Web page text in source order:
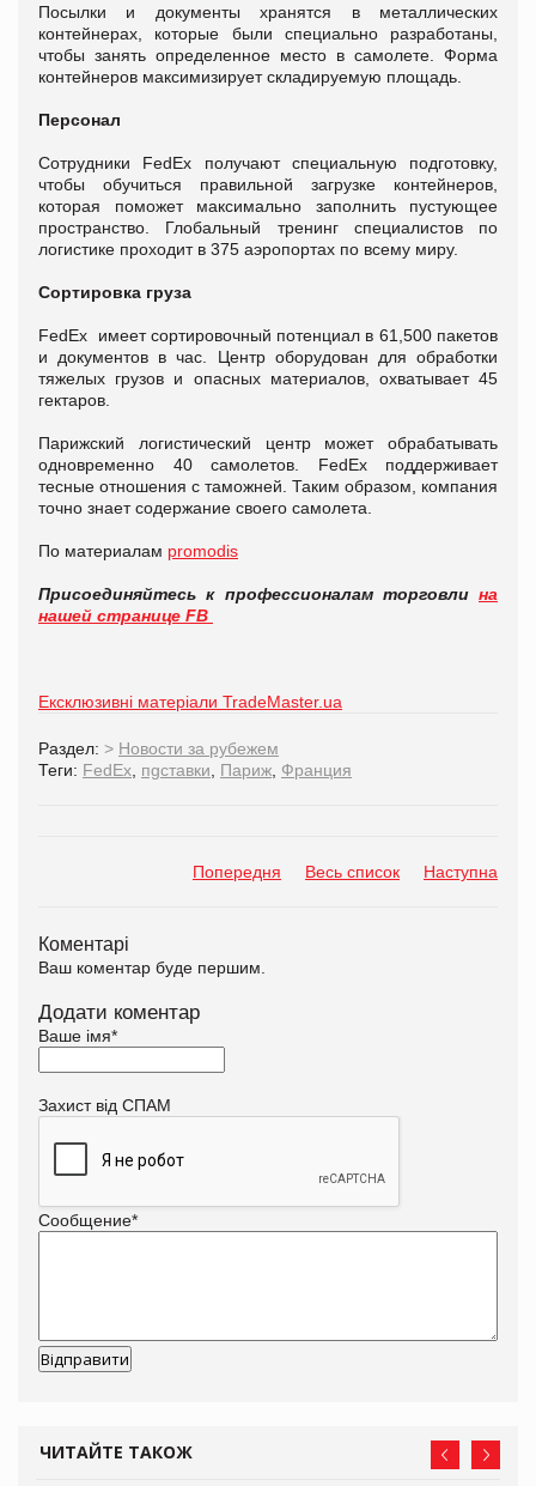
Посылки и документы хранятся в металлических
контейнерах, которые были специально разработаны,
чтобы занять определенное место в самолете. Форма
контейнеров максимизирует складируемую площадь.
Персонал
Сотрудники FedEx получают специальную подготовку,
чтобы обучиться правильной загрузке контейнеров,
которая поможет максимально заполнить пустующее
пространство. Глобальный тренинг специалистов по
логистике проходит в 375 аэропортах по всему миру.
Сортировка груза
FedEx имеет сортировочный потенциал в 61,500 пакетов
и документов в час. Центр оборудован для обработки
тяжелых грузов и опасных материалов, охватывает 45
гектаров.
Парижский логистический центр может обрабатывать
одновременно 40 самолетов. FedEx поддерживает
тесные отношения с таможней. Таким образом, компания
точно знает содержание своего самолета.
По материалам promodis
Присоединяйтесь к профессионалам торговли на
нашей странице FB
Ексклюзивні матеріали TradeMaster.ua
Раздел: > Новости за рубежем
Теги: FedEx пgставки Париж Франция
Попередня Весь список Наступна
Коментарі
Ваш коментар буде першим.
Додати коментар
Ваше імя*
Захист від СПАМ
Сообщение*
ЧИТАЙТЕ ТАКОЖ